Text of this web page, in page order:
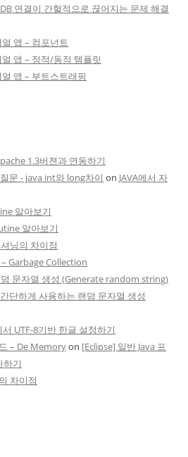
연결이 간헐적으로 끊어지는 문제 해결
앱 – 컴포넌트
앱 – 정적/동적 템플릿
앱 – 부트스트래핑
1.3버젼과 연동하기
문 - java int와 long차이 on JAVA에서 자
알아보기
알아보기
닝의 차이점
Garbage Collection
문자열 생성 (Generate random string)
단하게 사용하는 랜덤 문자열 생성
UTF-8기반 한글 설정하기
– De Memoryon [Eclipse] 일반 Java 프
하기
차이점